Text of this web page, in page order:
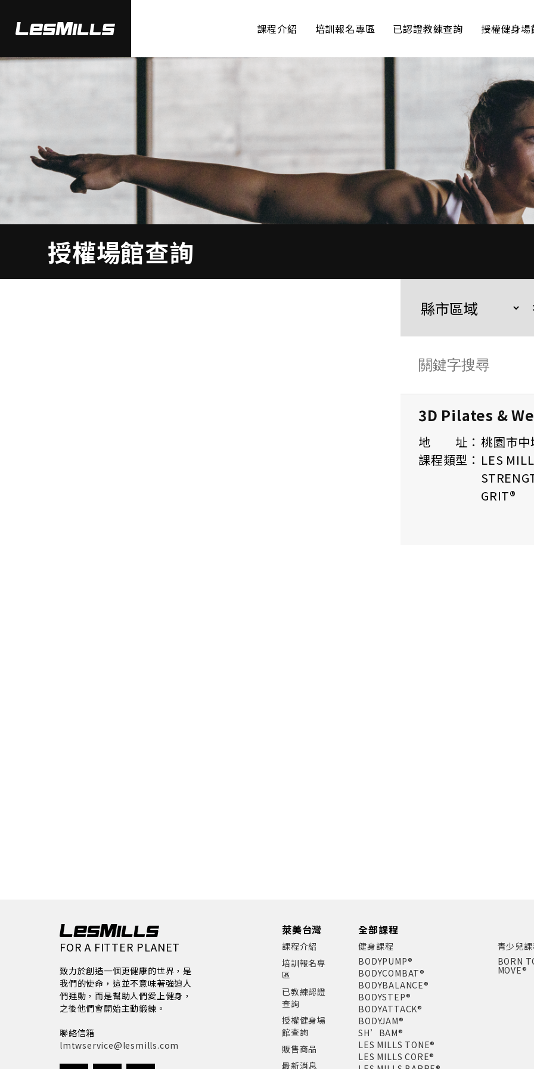
課程介紹 培訓報名專區 已認證教練查詢 授權健身場
授權場館查詢
3D Pilates &
地 址： 桃園市
課程類型： LES
GRIT®
FOR A FITTER PLANET
致力於創造一個更健康的世界，是
我們的使命，這並不意味著強迫人
們運動，而是幫助人們愛上健身，
之後他們會開始主動鍛鍊。
聯絡信箱
lmtwservice@lesmills.com
萊美台灣
課程介紹
培訓報名專
區
已教練認證
查詢
授權健身場
館查詢
販售商品
最新消息
全部課程
健身課程
BODYPUMP®
BODYCOMBAT®
BODYBALANCE®
BODYSTEP®
BODYATTACK®
BODYJAM®
SH’BAM®
LES MILLS TONE®
LES MILLS CORE®
青少兒課
BORN
MOVE®